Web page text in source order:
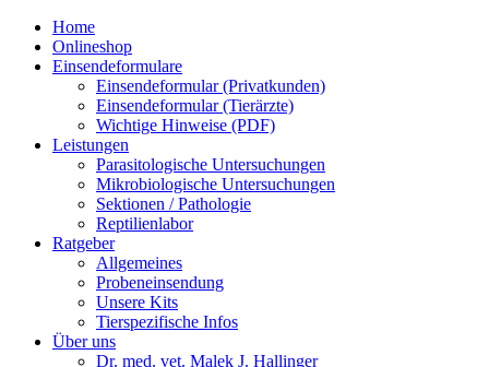
Home
Onlineshop
Einsendeformulare
Einsendeformular (Privatkunden)
Einsendeformular (Tierärzte)
Wichtige Hinweise (PDF)
Leistungen
Parasitologische Untersuchungen
Mikrobiologische Untersuchungen
Sektionen / Pathologie
Reptilienlabor
Ratgeber
Allgemeines
Probeneinsendung
Unsere Kits
Tierspezifische Infos
Über uns
Dr. med. vet. Malek J. Hallinger